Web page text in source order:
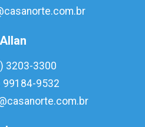
Allan
3203-3300
99184-9532